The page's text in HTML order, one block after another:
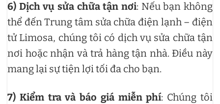
6) Dịch vụ sửa chữa tận nơi: Nếu bạn không
thể đến Trung tâm sửa chữa điện lạnh – điện
tử Limosa, chúng tôi có dịch vụ sửa chữa tận
nơi hoặc nhận và trả hàng tận nhà. Điều này
mang lại sự tiện lợi tối đa cho bạn.
7) Kiểm tra và báo giá miễn phí: Chúng tôi